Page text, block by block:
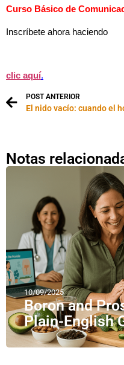
Curso Básico de
Inscríbete ahora haciendo
clic aquí.
POST ANTERIOR
Notas
10/09/2025
Boron and
Plain-English